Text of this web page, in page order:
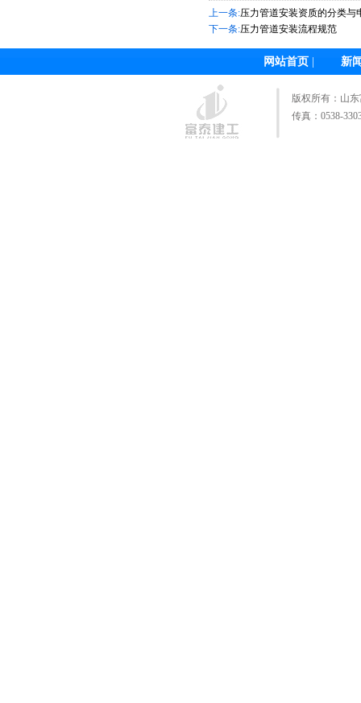
上一条:压力管道安装资质的分类与
下一条:压力管道安装流程规范
网站首页| 新
版权所有： 山
传真：0538-